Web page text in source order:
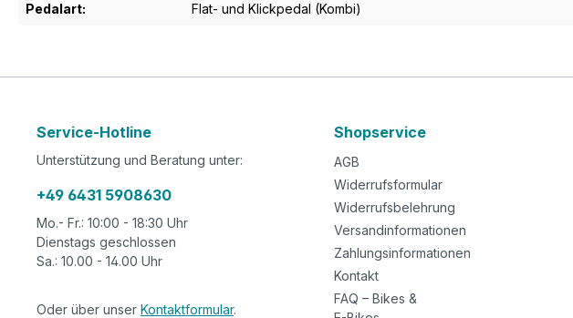
Pedalart: Flat- und Klickpedal (Kombi)
Service-Hotline
Unterstützung und Beratung unter:
+49 6431 5908630
Mo.- Fr.: 10:00 - 18:30 Uhr
Dienstags geschlossen
Sa.: 10.00 - 14.00 Uhr
Oder über unser Kontaktformular.
Shopservice
AGB
Widerrufsformular
Widerrufsbelehrung
Versandinformationen
Zahlungsinformationen
Kontakt
FAQ – Bikes &